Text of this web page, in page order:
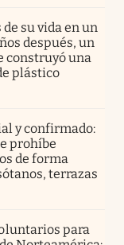
su vida en un
después, un
construyó una
plástico
y confirmado:
prohíbe
de forma
terrazas
para